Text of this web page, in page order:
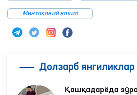
Минтақавий вакил
Долзарб янгиликлар
Қашқадарёда